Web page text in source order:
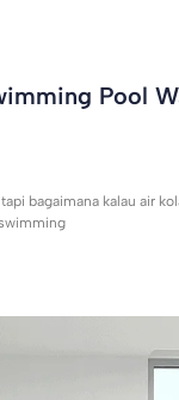
Pool
bagaimana kalau air